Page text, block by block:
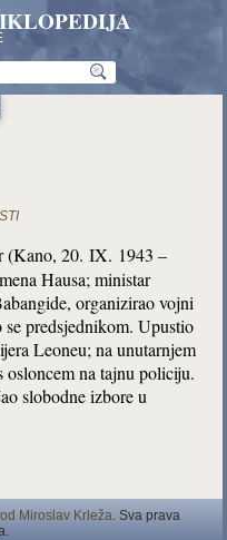
(Kano, 20. IX. 1943 –
Hausa; ministar
organizirao vojni
predsjednikom. Upustio
Leoneu; na unutarnjem
osloncem na tajnu policiju.
slobodne izbore u
Miroslav Krleža. Sva prava